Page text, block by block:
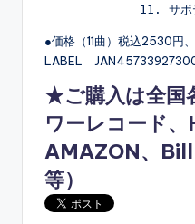
●価格（11曲）税込2530円
LABEL
★ご購入は全国
ワーレコード、
AMAZON、
等）